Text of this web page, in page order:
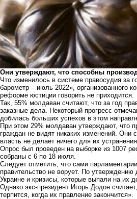
Они утверждают, что способны
Что изменилось в системе правосудия за
барометр – июль 2022», организованного
реформе юстиции говорить не приходится.
Так, 55% молдаван считают, что за год
заказные дела. Некоторый прогресс
добилась больших успехов в этом
При этом 29% молдаван утверждают, что
граждан не видят никаких изменений.
власть не делает ничего для их устранения.
Опрос был проведен на выборке из 1007
собраны с 6 по 18 июля.
Следует отметить, что сами
правительство не ворует. По
Украине и кризисы, которые выпали на их
Однако экс-президент Игорь Додон
терпится, когда их правление закончится».